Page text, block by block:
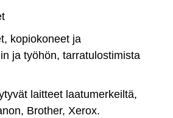
kopiokoneet ja
ja työhön, tarratulostimista
laitteet laatumerkeiltä,
Brother, Xerox.